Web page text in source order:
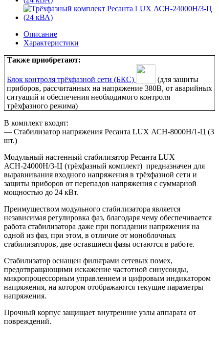
Описание
Характеристики
Также приобретают:
Блок контроля трёхфазной сети (БКС)
(для защиты
приборов, рассчитанных на напряжение 380В, от аварийных
ситуаций и обеспечения необходимого контроля
трёхфазного режима)
В комплект входят:
— Стабилизатор напряжения Ресанта LUX АСН-8000Н/1-Ц (3
шт.)
Модульный настенный стабилизатор Ресанта LUX
АСН-24000Н/3-Ц (трёхфазный комплект) предназначен для
выравнивания входного напряжения в трёхфазной сети и
защиты приборов от перепадов напряжения с суммарной
мощностью до 24 кВт.
Преимуществом модульного стабилизатора является
независимая регулировка фаз, благодаря чему обеспечивается
работа стабилизатора даже при попадании напряжения на
одной из фаз, при этом, в отличие от моноблочных
стабилизаторов, две оставшиеся фазы остаются в работе.
Стабилизатор оснащен фильтрами сетевых помех,
предотвращающими искажение частотной синусоиды,
микропроцессорным управлением и цифровым индикатором
напряжения, на котором отображаются текущие параметры
напряжения.
Прочный корпус защищает внутренние узлы аппарата от
повреждений.